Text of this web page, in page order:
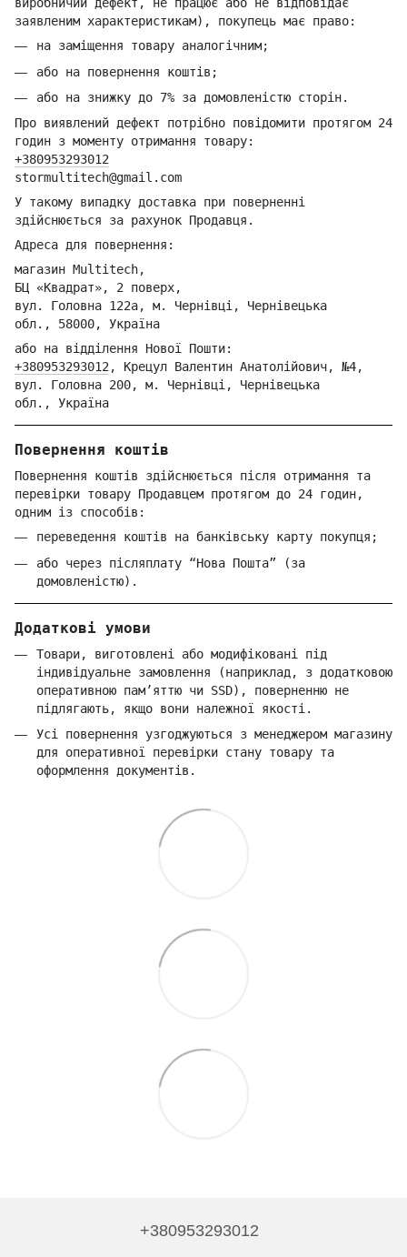
заявленим характеристикам), покупець має право:
на заміщення товару аналогічним;
або на повернення коштів;
або на знижку до 7% за домовленістю сторін.
Про виявлений дефект потрібно повідомити протягом 24
годин з моменту отримання товару:
+380953293012
stormultitech@gmail.com
У такому випадку доставка при поверненні
здійснюється за рахунок Продавця.
Адреса для повернення:
магазин Multitech,
БЦ «Квадрат», 2 поверх,
вул. Головна 122а, м. Чернівці, Чернівецька
обл., 58000, Україна
або на відділення Нової Пошти:
+380953293012, Крецул Валентин Анатолійович, №4,
вул. Головна 200, м. Чернівці, Чернівецька
обл., Україна
Повернення коштів
Повернення коштів здійснюється після отримання та
перевірки товару Продавцем протягом до 24 годин,
одним із способів:
переведення коштів на банківську карту покупця;
або через післяплату “Нова Пошта” (за
домовленістю).
Додаткові умови
Товари, виготовлені або модифіковані під
індивідуальне замовлення (наприклад, з додатковою
оперативною пам’яттю чи SSD), поверненню не
підлягають, якщо вони належної якості.
Усі повернення узгоджуються з менеджером магазину
для оперативної перевірки стану товару та
оформлення документів.
+380953293012